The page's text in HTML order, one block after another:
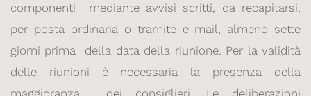
componenti mediante avvisi scritti, da recapitarsi,
per posta ordinaria o tramite e-mail, almeno sette
giorni prima della data della riunione. Per la validità
delle riunioni è necessaria la presenza della
maggioranza dei consiglieri. Le deliberazioni